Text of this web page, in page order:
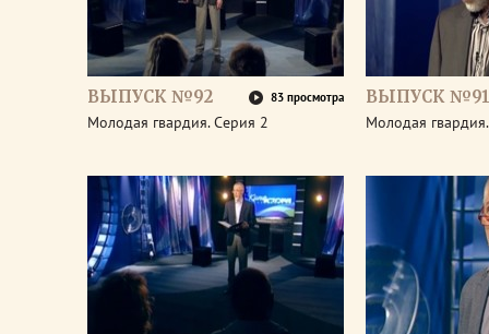
ВЫПУСК №92 83 просмотра
Молодая гвардия. Серия 2
ВЫПУСК №91
Молодая